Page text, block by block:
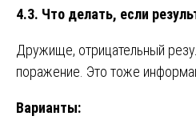
4.3. Что делать, если
Дружище, отрицательный
поражение. Это тоже
Варианты: